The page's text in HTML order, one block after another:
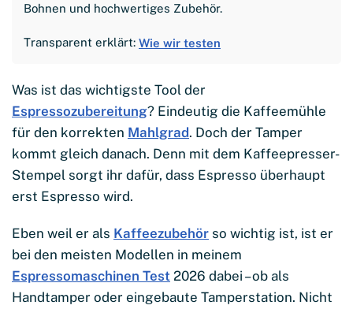
Bohnen und hochwertiges Zubehör.
Transparent erklärt: Wie wir testen
Was ist das wichtigste Tool der
Espressozubereitung? Eindeutig die Kaffeemühle
für den korrekten Mahlgrad. Doch der Tamper
kommt gleich danach. Denn mit dem Kaffeepresser-
Stempel sorgt ihr dafür, dass Espresso überhaupt
erst Espresso wird.
Eben weil er als Kaffeezubehör so wichtig ist, ist er
bei den meisten Modellen in meinem
Espressomaschinen Test 2026 dabei – ob als
Handtamper oder eingebaute Tamperstation. Nicht